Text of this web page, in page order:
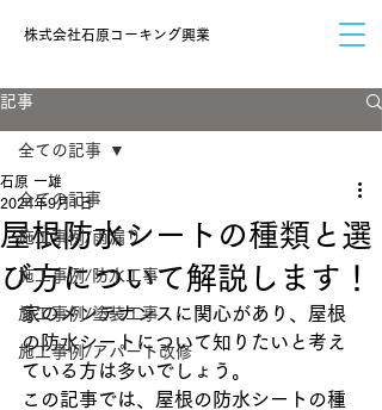
​株式会社石原コーキング興業
記事
全ての記事
施工事例/雨漏り
施工事例/防水工事
施工事例/塗装工事
施工事例/アパート改修
全ての記事
屋根防水シートの種類と選
び方について解説します！
石原 一雄
2024年9月1日
家のメンテナンスに関心があり、屋根
の防水シートについて知りたいと考え
ている方は多いでしょう。
この記事では、屋根の防水シートの種